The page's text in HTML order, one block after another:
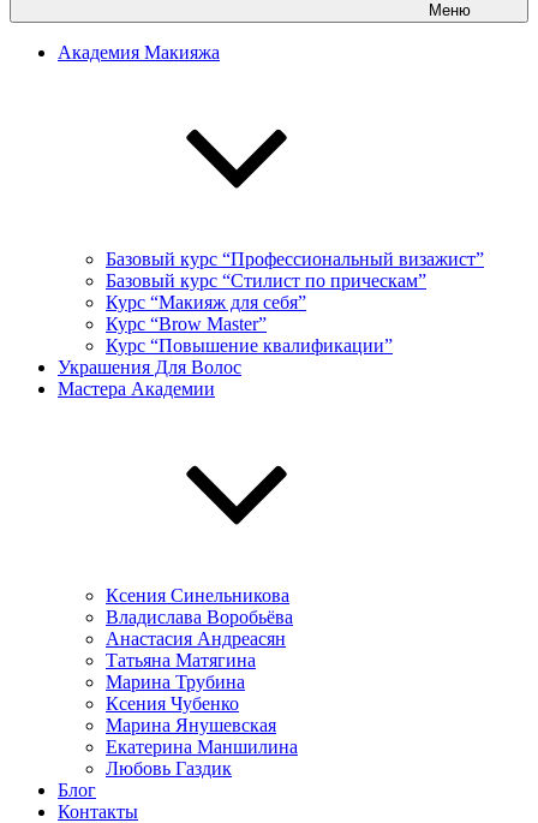
Меню
Академия Макияжа
Базовый курс “Профессиональный визажист”
Базовый курс “Стилист по прическам”
Курс “Макияж для себя”
Курс “Brow Master”
Курс “Повышение квалификации”
Украшения Для Волос
Мастера Академии
Ксения Синельникова
Владислава Воробьёва
Анастасия Андреасян
Татьяна Матягина
Марина Трубина
Ксения Чубенко
Марина Янушевская
Екатерина Маншилина
Любовь Газдик
Блог
Контакты